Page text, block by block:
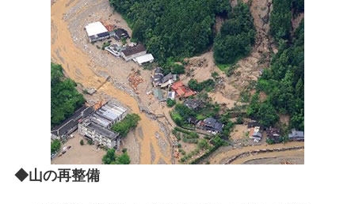
◆山の再整備